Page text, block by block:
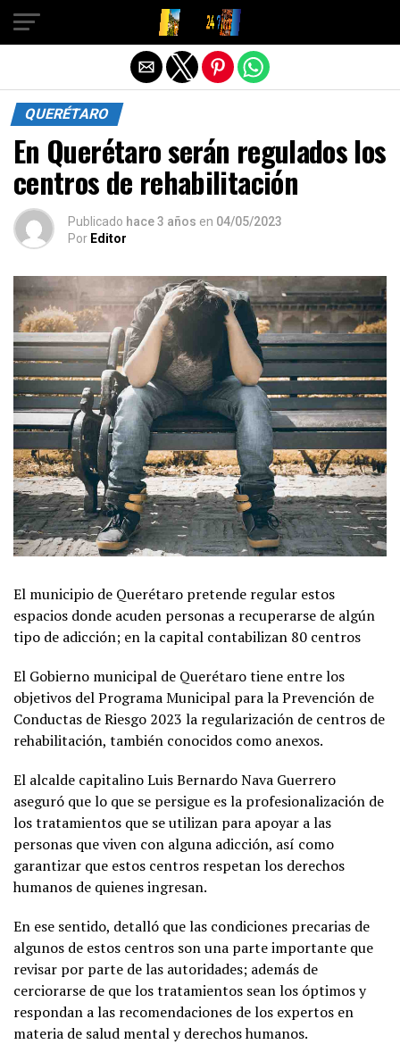
QUERÉTARO
En Querétaro serán regulados los
centros de rehabilitación
Publicado hace 3 años en 04/05/2023
Por Editor
El municipio de Querétaro pretende regular estos
espacios donde acuden personas a recuperarse de algún
tipo de adicción; en la capital contabilizan 80 centros
El Gobierno municipal de Querétaro tiene entre los
objetivos del Programa Municipal para la Prevención de
Conductas de Riesgo 2023 la regularización de centros de
rehabilitación, también conocidos como anexos.
El alcalde capitalino Luis Bernardo Nava Guerrero
aseguró que lo que se persigue es la profesionalización de
los tratamientos que se utilizan para apoyar a las
personas que viven con alguna adicción, así como
garantizar que estos centros respetan los derechos
humanos de quienes ingresan.
En ese sentido, detalló que las condiciones precarias de
algunos de estos centros son una parte importante que
revisar por parte de las autoridades; además de
cerciorarse de que los tratamientos sean los óptimos y
respondan a las recomendaciones de los expertos en
materia de salud mental y derechos humanos.
Salir de la versión móvil